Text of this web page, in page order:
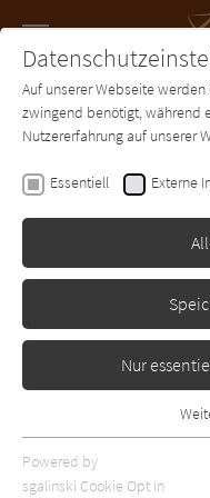
SUCHE
Benjamin Myers
Cuddy –
Erschienen: April
Auf unserer Webseite
zwingend benötigt, während
Nutzererfahrung auf unserer
Essentiell Externe
Nur
Essentielle Cookies
Webseite benötigt.
Powered by
sgalinski Cookie Opt In